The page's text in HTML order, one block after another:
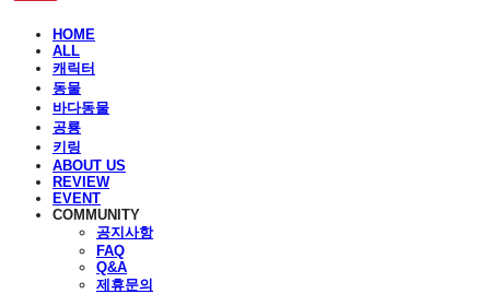
HOME
ALL
캐릭터
동물
바다동물
공룡
키링
ABOUT US
REVIEW
EVENT
COMMUNITY
공지사항
FAQ
Q&A
제휴문의